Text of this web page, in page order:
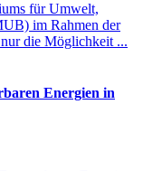
für Umwelt,
im Rahmen der
die Möglichkeit ...
Energien in